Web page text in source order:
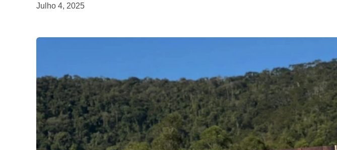
Julho 4, 2025